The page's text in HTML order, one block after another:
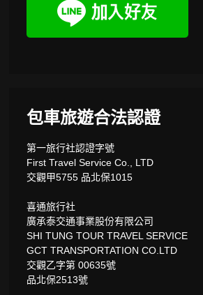
包車旅遊合法認證
第一旅行社認證字號
First Travel Service Co., LTD
交觀甲5755 品北保1015
喜通旅行社
廣承泰交通事業股份有限公司
SHI TUNG TOUR TRAVEL SERVICE
GCT TRANSPORTATION CO.LTD
交觀乙字第 00635號
品北保2513號